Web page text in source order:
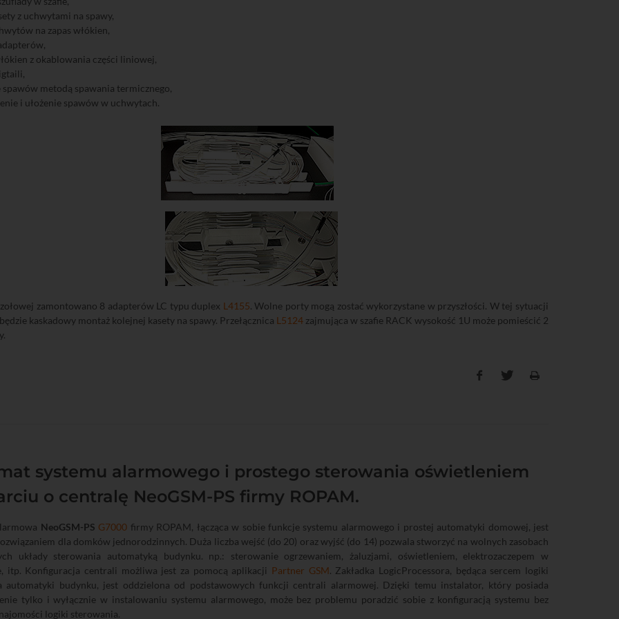
z uchwytami na spawy,
na zapas włókien,
z okablowania części liniowej,
metodą spawania termicznego,
i ułożenie spawów w uchwytach.
zamontowano 8 adapterów LC typu duplex L4155. Wolne porty mogą zostać wykorzystane w przyszłości. W tej sytuacji
kaskadowy montaż kolejnej kasety na spawy. Przełącznica L5124 zajmująca w szafie RACK wysokość 1U może pomieścić 2
systemu alarmowego i prostego sterowania oświetleniem
o centralę NeoGSM-PS firmy ROPAM.
NeoGSM-PS G7000 firmy ROPAM, łącząca w sobie funkcje systemu alarmowego i prostej automatyki domowej, jest
dla domków jednorodzinnych. Duża liczba wejść (do 20) oraz wyjść (do 14) pozwala stworzyć na wolnych zasobach
układy sterowania automatyką budynku. np.: sterowanie ogrzewaniem, żaluzjami, oświetleniem, elektrozaczepem w
itp. Konfiguracja centrali możliwa jest za pomocą aplikacji Partner GSM. Zakładka LogicProcessora, będąca sercem logiki
automatyki budynku, jest oddzielona od podstawowych funkcji centrali alarmowej. Dzięki temu instalator, który posiada
tylko i wyłącznie w instalowaniu systemu alarmowego, może bez problemu poradzić sobie z konfiguracją systemu bez
logiki sterowania.